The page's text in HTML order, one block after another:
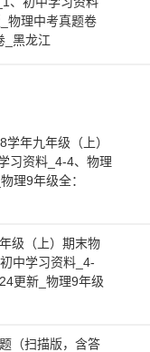
物理中考真题卷
_黑龙江
年九年级（上）
习资料_4-4、物理
理9年级全：
级（上）期末物
中学习资料_4-
更新_物理9年级
（扫描版，含答